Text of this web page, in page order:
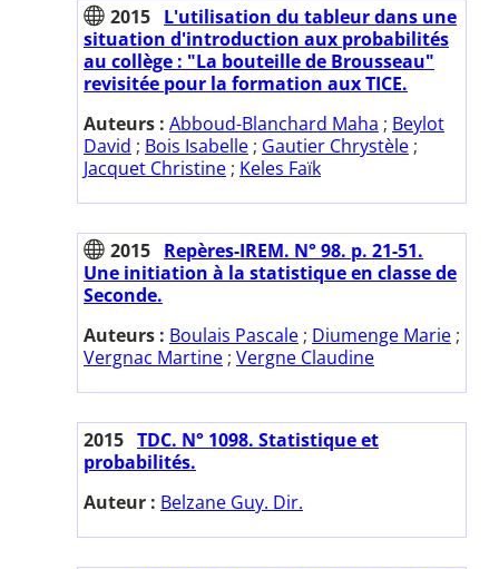
2015 L'utilisation du tableur dans une
situation d'introduction aux probabilités
au collège : "La bouteille de Brousseau"
revisitée pour la formation aux TICE.
Auteurs : Abboud-Blanchard Maha ; Beylot
David ; Bois Isabelle ; Gautier Chrystèle ;
Jacquet Christine ; Keles Faïk
2015 Repères-IREM. N° 98. p. 21-51.
Une initiation à la statistique en classe de
Seconde.
Auteurs : Boulais Pascale ; Diumenge Marie ;
Vergnac Martine ; Vergne Claudine
2015 TDC. N° 1098. Statistique et
probabilités.
Auteur : Belzane Guy. Dir.